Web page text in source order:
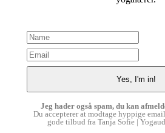
Jeg hader også spam, du kan
Du accepterer at modtage hyppige
gode tilbud fra Tanja Sofie |